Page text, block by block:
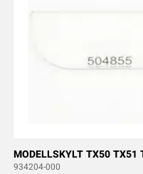
MODELLSKYLT TX50 TX51
934204-000